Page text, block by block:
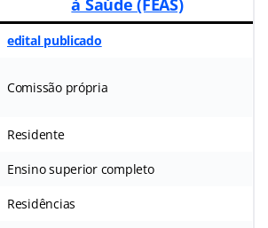
à Saúde (FEAS)
edital publicado
Comissão própria
Residente
Ensino superior completo
Residências